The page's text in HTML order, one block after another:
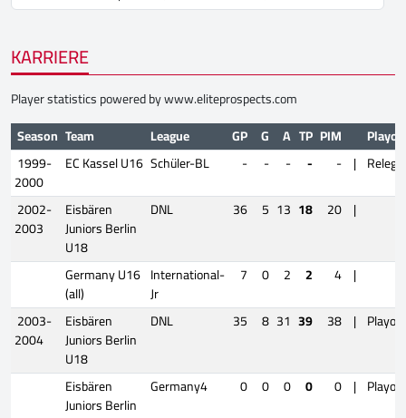
KARRIERE
Player statistics powered bywww.eliteprospects.com
Season Team League GP G A TP PIM
1999-
2000
EC Kassel U16 Schüler-BL - - - - - |
2002-
2003
Eisbären
Juniors Berlin
U18
DNL 36 5 13 18 20 |
Germany U16
(all)
International-
Jr
7 0 2 2 4 |
2003-
2004
Eisbären
Juniors Berlin
U18
DNL 35 8 31 39 38 |
Eisbären
Juniors Berlin
Germany4 0 0 0 0 0 |